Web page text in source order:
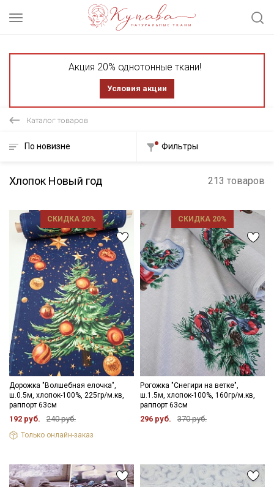
Акция 20% однотонные ткани!
Условия акции
Каталог товаров
По новизне Фильтры
Хлопок Новый год 213 товаров
СКИДКА 20%
Дорожка "Волшебная елочка",
ш.0.5м, хлопок-100%, 225гр/м.кв,
раппорт 63см
192 руб. 240 руб.
Только онлайн-заказ
СКИДКА 20%
Рогожка "Снегири на ветке",
ш.1.5м, хлопок-100%, 160гр/м.кв,
раппорт 63см
296 руб. 370 руб.